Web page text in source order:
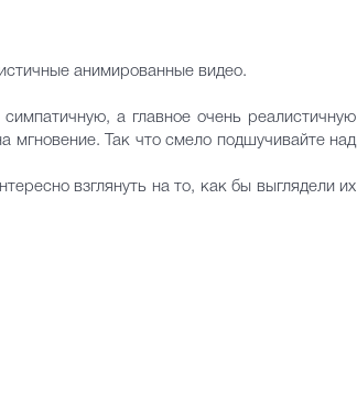
анимированные видео.
а главное очень реалистичную
мгновение. Так что смело подшучивайте над
взглянуть на то, как бы выглядели их